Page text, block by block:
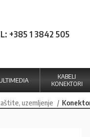
+385 1 3842 505
KABELI
KONEKTORI
uzemljenje